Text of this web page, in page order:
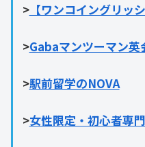
>【ワンコイングリッシ
>Gabaマンツーマン英
>駅前留学のNOVA
>女性限定・初心者専